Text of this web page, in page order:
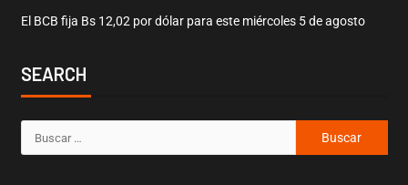
El BCB fija Bs 12,02 por dólar para este miércoles 5 de agosto
SEARCH